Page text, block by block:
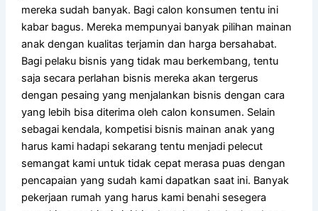
mereka sudah banyak. Bagi calon konsumen tentu ini
kabar bagus. Mereka mempunyai banyak pilihan mainan
anak dengan kualitas terjamin dan harga bersahabat.
Bagi pelaku bisnis yang tidak mau berkembang, tentu
saja secara perlahan bisnis mereka akan tergerus
dengan pesaing yang menjalankan bisnis dengan cara
yang lebih bisa diterima oleh calon konsumen. Selain
sebagai kendala, kompetisi bisnis mainan anak yang
harus kami hadapi sekarang tentu menjadi pelecut
semangat kami untuk tidak cepat merasa puas dengan
pencapaian yang sudah kami dapatkan saat ini. Banyak
pekerjaan rumah yang harus kami benahi sesegera